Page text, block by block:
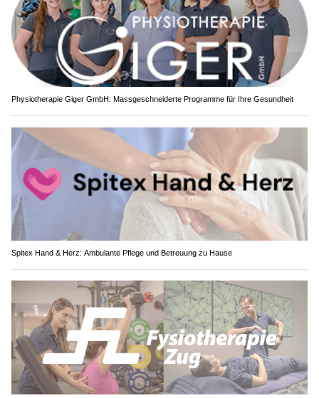
Physiotherapie Giger GmbH: Massgeschneiderte Programme für Ihre Gesundheit
Spitex Hand & Herz: Ambulante Pflege und Betreuung zu Hause